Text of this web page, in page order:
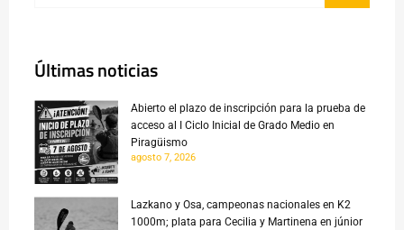
Últimas noticias
Abierto el plazo de inscripción para la prueba de
acceso al I Ciclo Inicial de Grado Medio en
Piragüismo
agosto 7, 2026
Lazkano y Osa, campeonas nacionales en K2
1000m; plata para Cecilia y Martinena en júnior